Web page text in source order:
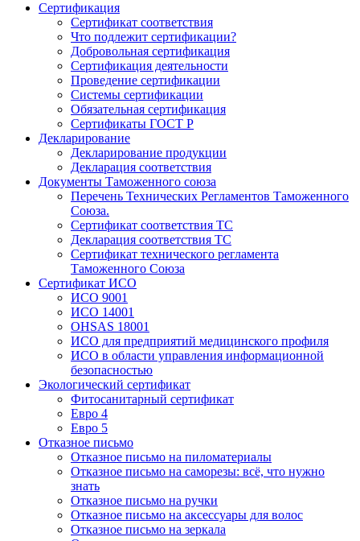
Сертификация
Сертификат соответствия
Что подлежит сертификации?
Добровольная сертификация
Сертификация деятельности
Проведение сертификации
Системы сертификации
Обязательная сертификация
Сертификаты ГОСТ Р
Декларирование
Декларирование продукции
Декларация соответствия
Документы Таможенного союза
Перечень Технических Регламентов Таможенного
Союза.
Сертификат соответствия ТС
Декларация соответствия ТС
Сертификат технического регламента
Таможенного Союза
Сертификат ИСО
ИСО 9001
ИСО 14001
OHSAS 18001
ИСО для предприятий медицинского профиля
ИСО в области управления информационной
безопасностью
Экологический сертификат
Фитосанитарный сертификат
Евро 4
Евро 5
Отказное письмо
Отказное письмо на пиломатериалы
Отказное письмо на саморезы: всё, что нужно
знать
Отказное письмо на ручки
Отказное письмо на аксессуары для волос
Отказное письмо на зеркала